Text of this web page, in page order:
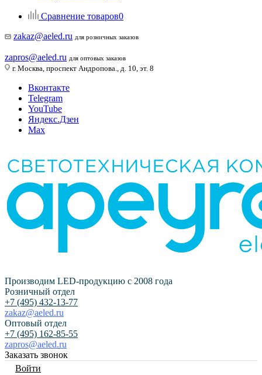
Сравнение товаров0
zakaz@aeled.ru для розничных заказов
zapros@aeled.ru для оптовых заказов
г. Москва, проспект Андропова., д. 10, эт. 8
Вконтакте
Telegram
YouTube
Яндекс.Дзен
Max
Производим LED-продукцию с 2008 года
Розничный отдел
+7 (495) 432-13-77
zakaz@aeled.ru
Оптовый отдел
+7 (495) 162-85-55
zapros@aeled.ru
Заказать звонок
Войти